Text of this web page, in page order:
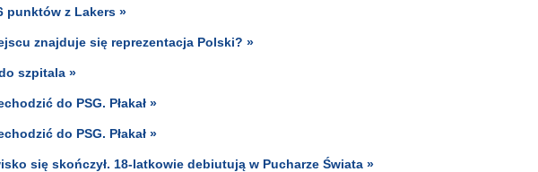
punktów z Lakers »
znajduje się reprezentacja Polski? »
szpitala »
do PSG. Płakał »
do PSG. Płakał »
się skończył. 18-latkowie debiutują w Pucharze Świata »